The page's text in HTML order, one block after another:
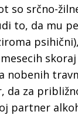
so srčno-
to, da mu
nobenih
da za
partner